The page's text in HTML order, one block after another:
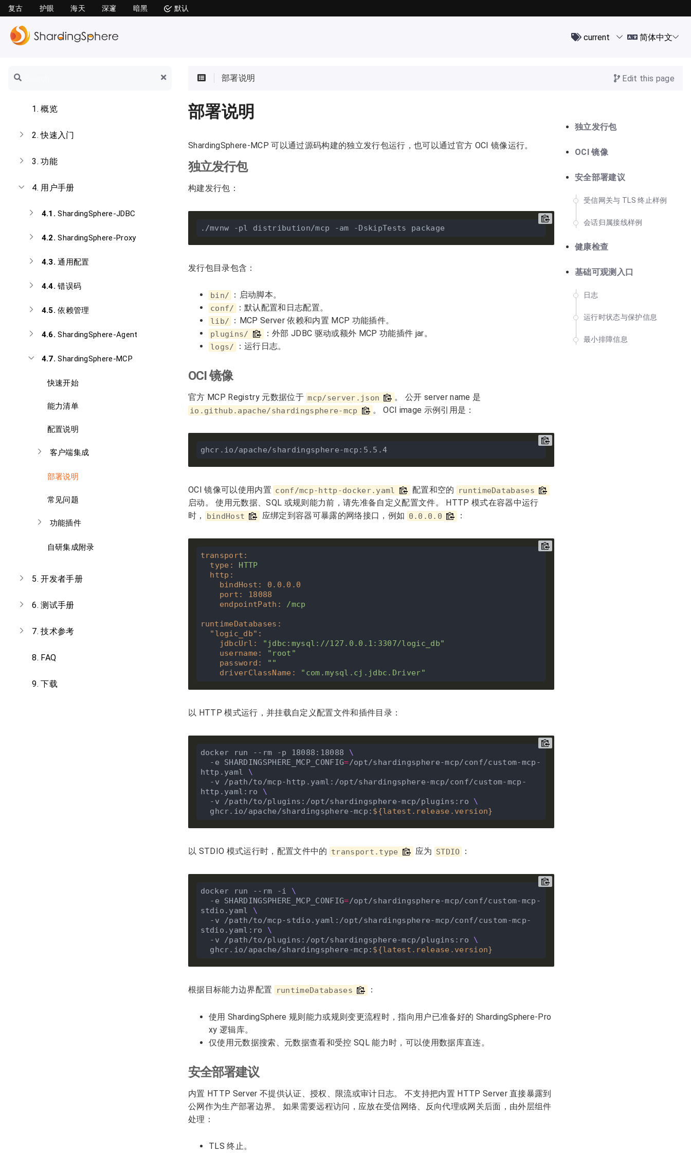
复古 护眼 海天 深邃 暗黑 默认
1.概览
2.快速入门
3.功能
4. 用户手册
4.1.ShardingSphere-JDBC
4.2.ShardingSphere-Proxy
4.3.通用配置
4.4.错误码
4.5.依赖管理
4.6.ShardingSphere-Agent
4.7.ShardingSphere-MCP
快速开始
能力清单
配置说明
客户端集成
部署说明
常见问题
功能插件
自研集成附录
5.开发者手册
6.测试手册
7.技术参考
8. FAQ
9.下载
Edit this page
部署说明
部署说明
独立发行包
OCI 镜像
安全部署建议
受信网关与 TLS 终止样例
会话归属接线样例
健康检查
基础可观测入口
日志
运行时状态与保护信息
最小排障信息
ShardingSphere-MCP 可以通过源码构建的独立发行包运行，也可以通过官方 OCI 镜像运行。
独立发行包
构建发行包：
发行包目录包含：
bin/ ：启动脚本。
conf/ ：默认配置和日志配置。
lib/ ：MCP Server 依赖和内置 MCP 功能插件。
plugins/ ：外部 JDBC 驱动或额外 MCP 功能插件 jar。
logs/ ：运行日志。
OCI 镜像
官方 MCP Registry 元数据位于 mcp/server.json 。 公开 server name 是
io.github.apache/shardingsphere-mcp 。 OCI image 示例引用是：
OCI 镜像可以使用内置 conf/mcp-http-docker.yaml 配置和空的 runtimeDatabases
启动。 使用元数据、SQL 或规则能力前，请先准备自定义配置文件。 HTTP 模式在容器中运行
时，
bindHost 应绑定到容器可暴露的网络接口，例如 0.0.0.0 ：
transport :
type :
HTTP
http :
bindHost : 0.0 .0 .0
port :
18088
endpointPath : /mcp
runtimeDatabases :
"logic_db" :
jdbcUrl :
"jdbc:mysql://127.0.0.1:3307/logic_db"
username :
"root"
password :
""
driverClassName : "com.mysql.cj.jdbc.Driver"
以 HTTP 模式运行，并挂载自定义配置文件和插件目录：
docker run --rm -p 18088:18088
  -e SHARDINGSPHERE_MCP_CONFIG
=/opt/shardingsphere-mcp/conf/custom-mcp-
http.yaml
http.yaml:ro
  -v /path/to/plugins:/opt/shardingsphere-mcp/plugins:ro
  ghcr.io/apache/shardingsphere-mcp:
${latest.release.version}
以 STDIO 模式运行时，配置文件中的 transport.type 应为 STDIO ：
docker run --rm -i
  -e SHARDINGSPHERE_MCP_CONFIG
=/opt/shardingsphere-mcp/conf/custom-mcp-
stdio.yaml
stdio.yaml:ro
  -v /path/to/plugins:/opt/shardingsphere-mcp/plugins:ro
  ghcr.io/apache/shardingsphere-mcp:
${latest.release.version}
根据目标能力边界配置 runtimeDatabases ：
使用 ShardingSphere 规则能力或规则变更流程时，指向用户已准备好的 ShardingSphere-Pro
xy 逻辑库。
仅使用元数据搜索、元数据查看和受控 SQL 能力时，可以使用数据库直连。
安全部署建议
内置 HTTP Server 不提供认证、授权、限流或审计日志。 不支持把内置 HTTP Server 直接暴露到
公网作为生产部署边界。 如果需要远程访问，应放在受信网络、反向代理或网关后面，由外层组件
处理：
TLS 终止。